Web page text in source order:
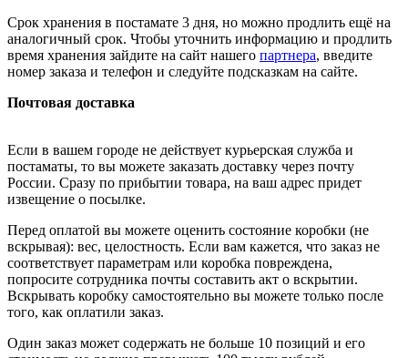
Срок хранения в постамате 3 дня, но можно продлить ещё на
аналогичный срок. Чтобы уточнить информацию и продлить
время хранения зайдите на сайт нашего партнера, введите
номер заказа и телефон и следуйте подсказкам на сайте.
Почтовая доставка
Если в вашем городе не действует курьерская служба и
постаматы, то вы можете заказать доставку через почту
России. Сразу по прибытии товара, на ваш адрес придет
извещение о посылке.
Перед оплатой вы можете оценить состояние коробки (не
вскрывая): вес, целостность. Если вам кажется, что заказ не
соответствует параметрам или коробка повреждена,
попросите сотрудника почты составить акт о вскрытии.
Вскрывать коробку самостоятельно вы можете только после
того, как оплатили заказ.
Один заказ может содержать не больше 10 позиций и его